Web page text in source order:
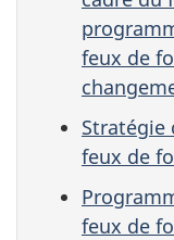
feux de
Stratégie
feux de
feux de